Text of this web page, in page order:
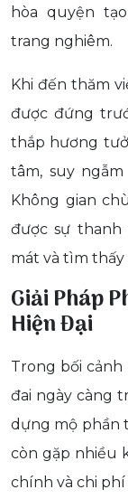
hòa quyện
trang nghiêm.
Khi đến thăm
được đứng
thắp hương
tâm, suy
Không gian
được sự thanh
mát và tìm
Giải Pháp
Hiện Đại
Trong bối
đai ngày càng
dựng mộ phần
còn gặp nhiều
chính và chi